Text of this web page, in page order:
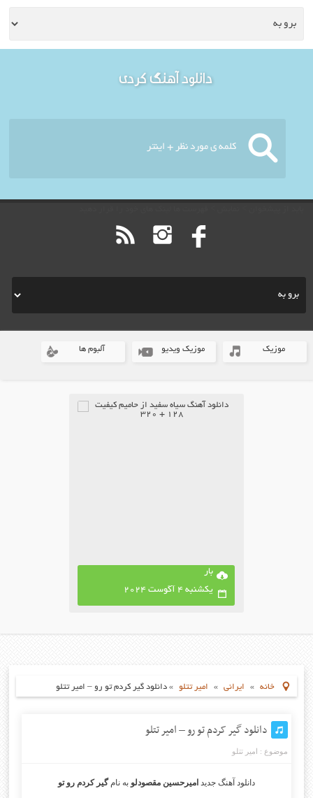
دانلود آهنگ کردی
موزیک موزیک ویدیو آلبوم ها
بار
یکشنبه 4 آگوست 2024
خانه » ایرانی » امیر تتلو »دانلود گیر کردم تو رو – امیر تتلو
دانلود گیر کردم تو رو – امیر تتلو
موضوع : امیر تتلو
دانلود آهنگ جدید امیرحسین مقصودلو به نامگیر کردم رو تو